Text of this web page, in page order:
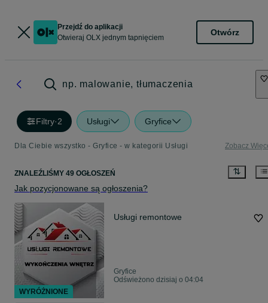
Przejdź do aplikacji
Otwieraj OLX jednym tapnięciem
Otwórz
np. malowanie, tłumaczenia
Filtry·2 Usługi Gryfice
Dla Ciebie wszystko - Gryfice - w kategorii Usługi Zobacz
ZNALEŹLIŚMY 49 OGŁOSZEŃ
Jak pozycjonowane są ogłoszenia?
Usługi remontowe
Gryfice
Odświeżono dzisiaj o 04:04
WYRÓŻNIONE